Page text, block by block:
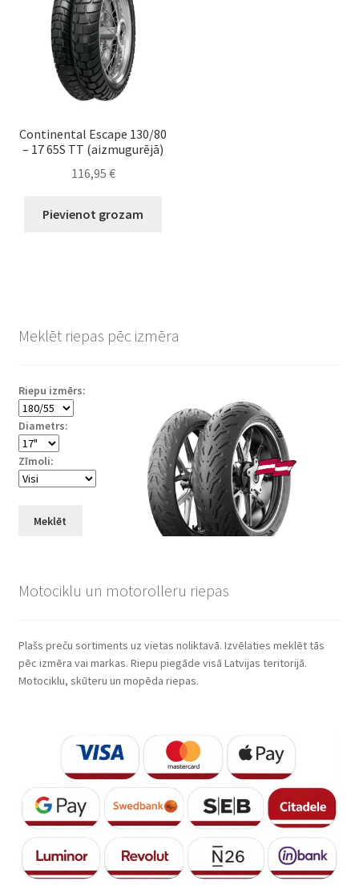
Continental Escape 130/80
– 17 65S TT (aizmugurējā)
116,95 €
Pievienot grozam
Meklēt riepas pēc izmēra
Riepu izmērs:
Diametrs:
Zīmoli:
Meklēt
Motociklu un motorolleru riepas
Plašs preču sortiments uz vietas noliktavā. Izvēlaties meklēt tās
pēc izmēra vai markas. Riepu piegāde visā Latvijas teritorijā.
Motociklu, skūteru un mopēda riepas.